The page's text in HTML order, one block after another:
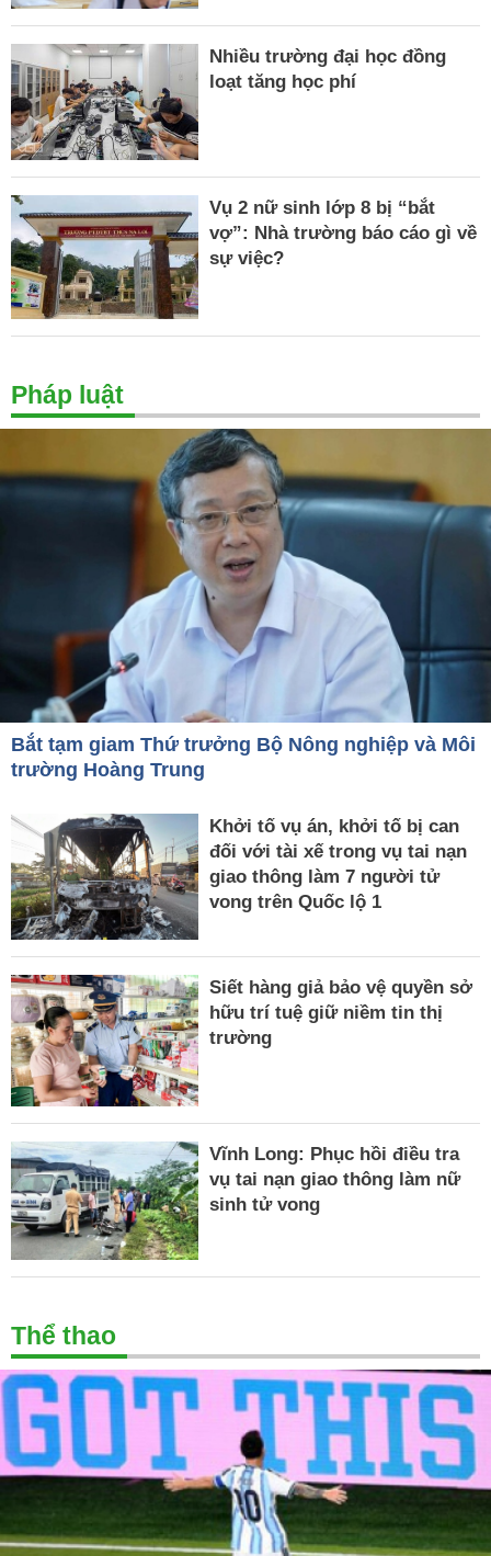
Nhiều trường đại học đồng
loạt tăng học phí
Vụ 2 nữ sinh lớp 8 bị “bắt
vợ”: Nhà trường báo cáo gì về
sự việc?
Pháp luật
Bắt tạm giam Thứ trưởng Bộ Nông nghiệp và Môi
trường Hoàng Trung
Khởi tố vụ án, khởi tố bị can
đối với tài xế trong vụ tai nạn
giao thông làm 7 người tử
vong trên Quốc lộ 1
Siết hàng giả bảo vệ quyền sở
hữu trí tuệ giữ niềm tin thị
trường
Vĩnh Long: Phục hồi điều tra
vụ tai nạn giao thông làm nữ
sinh tử vong
Thể thao